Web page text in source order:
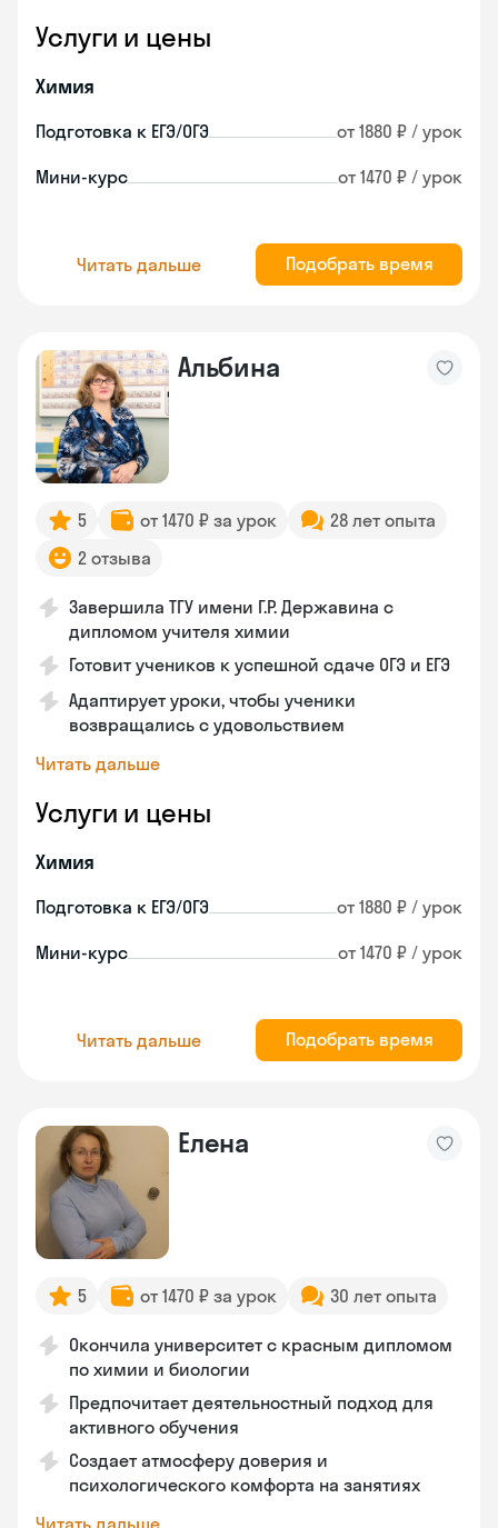
Услуги и цены
Химия
Подготовка к ЕГЭ/ОГЭ от 1880 ₽ / урок
Мини-курс от 1470 ₽ / урок
Читать дальше Подобрать время
Альбина
5 от 1470 ₽ за урок
28 лет опыта
2 отзыва
Завершила ТГУ имени Г.Р. Державина с
дипломом учителя химии
Готовит учеников к успешной сдаче ОГЭ и ЕГЭ
Адаптирует уроки, чтобы ученики
возвращались с удовольствием
Читать дальше
Услуги и цены
Химия
Подготовка к ЕГЭ/ОГЭ от 1880 ₽ / урок
Мини-курс от 1470 ₽ / урок
Читать дальше Подобрать время
Елена
5 от 1470 ₽ за урок 30 лет опыта
Окончила университет с красным дипломом
по химии и биологии
Предпочитает деятельностный подход для
активного обучения
Создает атмосферу доверия и
психологического комфорта на занятиях
Читать дальше